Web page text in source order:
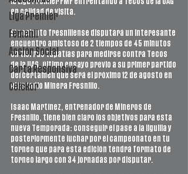
Liga Premier
Femenil
Acción Social
Carta Responsiva
Ceickor
en calidad de visita.
El conjunto fresnillense disputará un interesante
encuentro amistoso de 2 tiempos de 45 minutos
en tierras tapatías para medirse contra Tecos
de la UAG, último ensayo previo a su primer partido
del certamen que será el próximo 12 de agosto en
el Estadio Minera Fresnillo.
Isaac Martínez, entrenador de Mineros de
Fresnillo, tiene bien claro los objetivos para esta
nueva Temporada: conseguir el pase a la liguilla y
posteriormente luchar por el campeonato en tu
torneo que para esta edición tendrá formato de
torneo largo con 34 jornadas por disputar.